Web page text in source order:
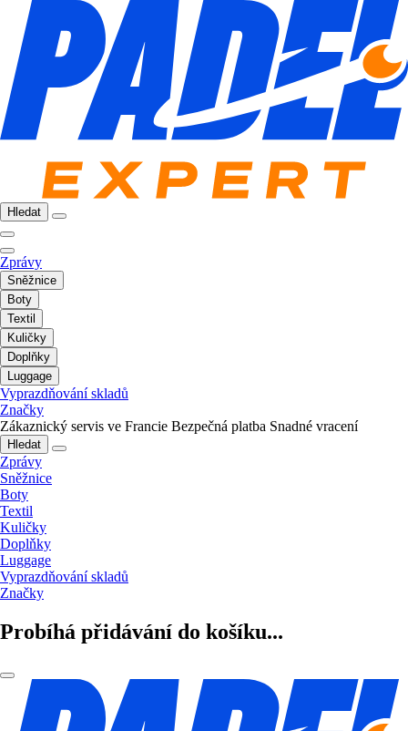
Hledat
Zprávy
Sněžnice
Boty
Textil
Kuličky
Doplňky
Luggage
Vyprazdňování skladů
Značky
Zákaznický servis ve Francie Bezpečná platba Snadné vracení
Hledat
Zprávy
Sněžnice
Boty
Textil
Kuličky
Doplňky
Luggage
Vyprazdňování skladů
Značky
Probíhá přidávání do košíku...